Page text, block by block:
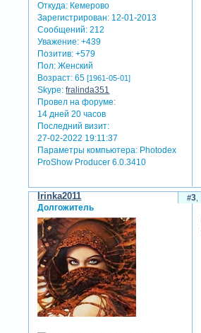
Откуда: Кемерово
Зарегистрирован: 12-01-2013
Сообщений: 212
Уважение: +439
Позитив: +579
Пол: Женский
Возраст: 65[1961-05-01]
Skype: fralinda351
Провел на форуме:
14 дней 20 часов
Последний визит:
27-02-2022 19:11:37
Параметры компьютера: Photodex
ProShow Producer 6.0.3410
3
Irinka2011
Долгожитель